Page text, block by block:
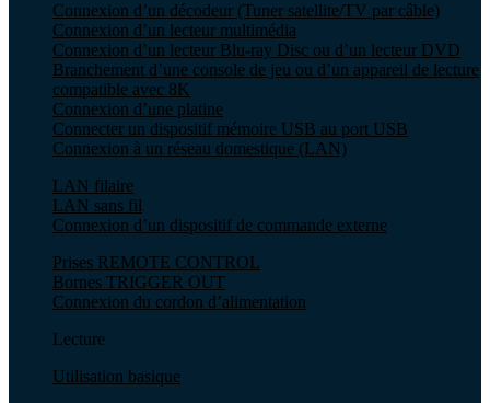
Connexion d’un décodeur (Tuner satellite/TV par câble)
Connexion d’un lecteur multimédia
Connexion d’un lecteur Blu-ray Disc ou d’un lecteur DVD
Branchement d’une console de jeu ou d’un appareil de lecture
compatible avec 8K
Connexion d’une platine
Connecter un dispositif mémoire USB au port USB
Connexion à un réseau domestique (LAN)
LAN filaire
LAN sans fil
Connexion d’un dispositif de commande externe
Prises REMOTE CONTROL
Bornes TRIGGER OUT
Connexion du cordon d’alimentation
Lecture
Utilisation basique